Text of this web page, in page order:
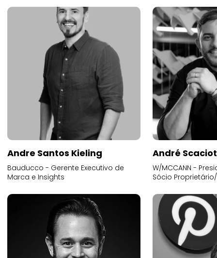
Andre Santos Kieling
Bauducco - Gerente Executivo de
Marca e Insights
André
W/MCCANN -
Sócio